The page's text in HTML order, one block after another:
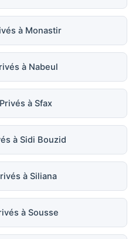
à Monastir
à Nabeul
à Sfax
à Sidi Bouzid
à Siliana
à Sousse